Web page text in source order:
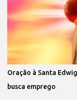
Oração à Santa
busca emprego